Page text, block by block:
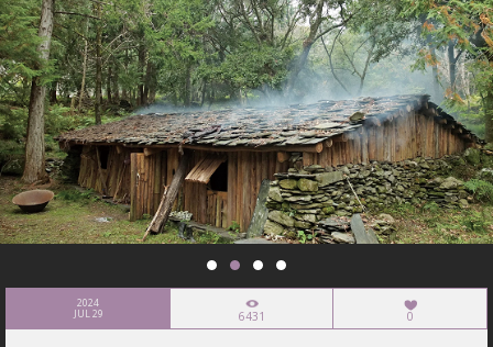
焦點企劃
社會企業
認識我們
2024
JUL 29 6431 0